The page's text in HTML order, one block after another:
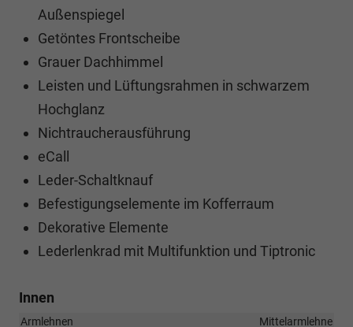
Außenspiegel
Getöntes Frontscheibe
Grauer Dachhimmel
Leisten und Lüftungsrahmen in schwarzem
Hochglanz
Nichtraucherausführung
eCall
Leder-Schaltknauf
Befestigungselemente im Kofferraum
Dekorative Elemente
Lederlenkrad mit Multifunktion und Tiptronic
Innen
Armlehnen
Mittelarmlehne